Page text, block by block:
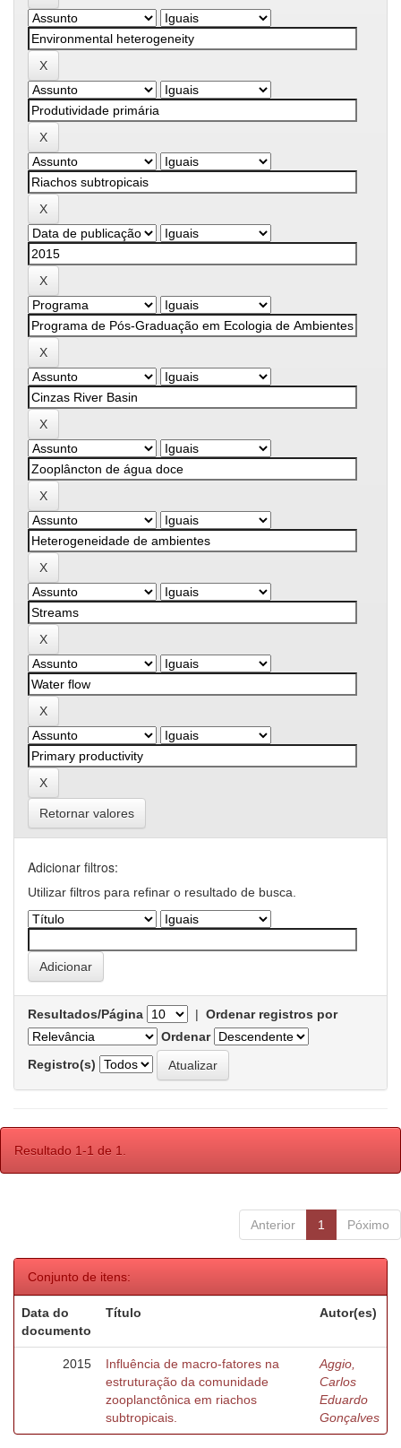
Retornar valores
Adicionar filtros:
Utilizar filtros para refinar o resultado de busca.
Resultados/Página | Ordenar registros por
Ordenar
Registro(s)
Resultado 1-1 de 1.
Anterior 1 Póximo
Conjunto de itens:
Data do
documento
Título Autor(es)
2015
Influência de macro-fatores na
estruturação da comunidade
zooplanctônica em riachos
subtropicais.
Aggio,
Carlos
Eduardo
Gonçalves